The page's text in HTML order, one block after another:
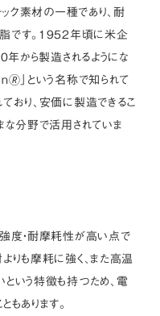
ク素材の一種であり、耐
です。1952年頃に米企
から製造されるようにな
」という名称で知られて
おり、安価に製造できるこ
な分野で活用されていま
度・耐摩耗性が高い点で
りも摩耗に強く、また高温
いう特徴も持つため、電
あります。